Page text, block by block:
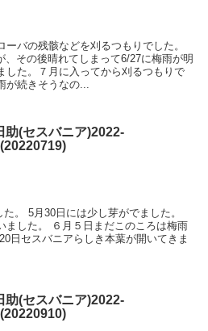
バの残骸などを刈るつもりでした。
、その後晴れてしまって6/27に梅雨が明
した。７月に入ってから刈るつもりで
が続きそうなの...
助(セスバニア)2022-
。 5月30日には少し芽がでました。
ました。 ６月５日まだこのころは梅雨
日セスバニアらしき本葉が開いてきま
助(セスバニア)2022-